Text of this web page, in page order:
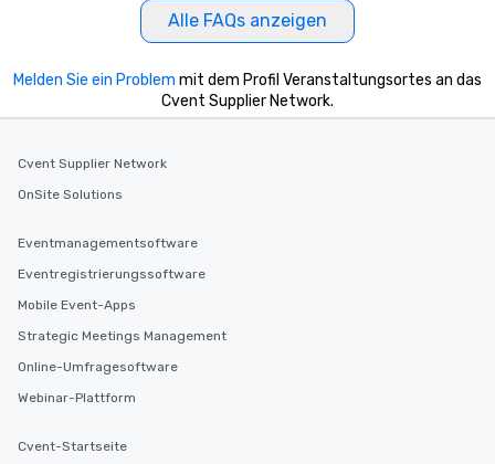
Alle FAQs anzeigen
Melden Sie ein Problem mit dem Profil Veranstaltungsortes an das
Cvent Supplier Network.
Cvent Supplier Network
OnSite Solutions
Eventmanagementsoftware
Eventregistrierungssoftware
Mobile Event-Apps
Strategic Meetings Management
Online-Umfragesoftware
Webinar-Plattform
Cvent-Startseite